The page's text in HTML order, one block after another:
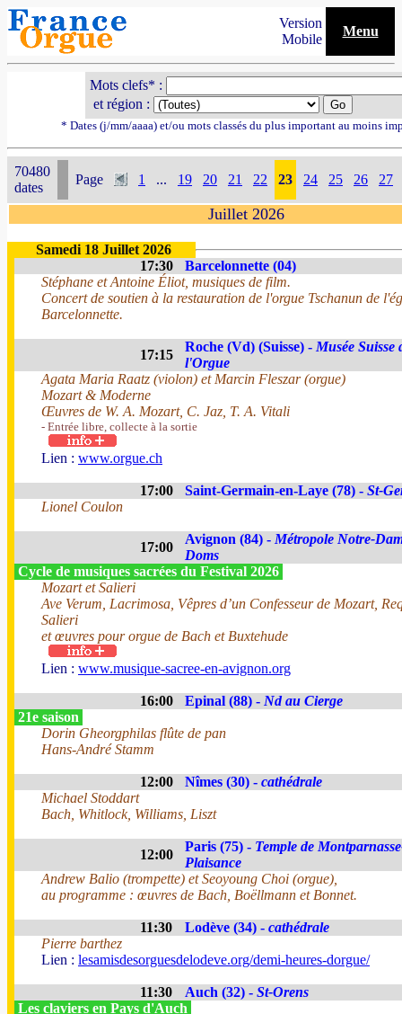
Version
Mobile
Menu
Mots clefs* :
et région :
* Dates (j/mm/aaaa) et/ou mots classés du plus important au moins
70480
dates
Page 1 ... 19 20 21 22 23 24 25 26 27
Juillet 2026
Samedi 18 Juillet 2026
17:30
Barcelonnette (04)
Stéphane et Antoine Éliot, musiques de film.
Concert de soutien à la restauration de l'orgue Tschanun de
Barcelonnette.
17:15
Roche (Vd) (Suisse) - Musée Suisse
l'Orgue
Agata Maria Raatz (violon) et Marcin Fleszar (orgue)
Mozart & Moderne
Œuvres de W. A. Mozart, C. Jaz, T. A. Vitali
- Entrée libre, collecte à la sortie
Lien : www.orgue.ch
17:00 Saint-Germain-en-Laye (78) - St-
Lionel Coulon
17:00
Avignon (84) - Métropole Notre-
Doms
Cycle de musiques sacrées du Festival 2026
Mozart et Salieri
Ave Verum, Lacrimosa, Vêpres d’un Confesseur de Mozart,
Salieri
et œuvres pour orgue de Bach et Buxtehude
Lien : www.musique-sacree-en-avignon.org
16:00 Epinal (88) - Nd au Cierge
21e saison
Dorin Gheorgphilas flûte de pan
Hans-André Stamm
12:00 Nîmes (30) - cathédrale
Michael Stoddart
Bach, Whitlock, Williams, Liszt
12:00
Paris (75) - Temple de
Plaisance
Andrew Balio (trompette) et Seoyoung Choi (orgue),
au programme : œuvres de Bach, Boëllmann et Bonnet.
11:30 Lodève (34) - cathédrale
Pierre barthez
Lien : lesamisdesorguesdelodeve.org/demi-heures-dorgue/
11:30 Auch (32) - St-Orens
Les claviers en Pays d'Auch